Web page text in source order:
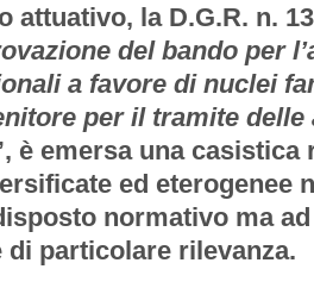
attuativo, la D.G.R. n.
del bando per
a favore di nuclei
per il tramite
è emersa una casistica
ed eterogenee
normativo ma
particolare rilevanza.